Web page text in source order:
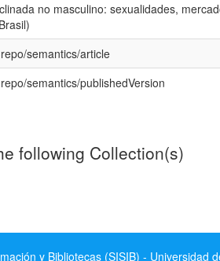
no masculino: sexualidades,
semantics/article
semantics/publishedVersion
following Collection(s)
y Bibliotecas (SISIB) - Universidad